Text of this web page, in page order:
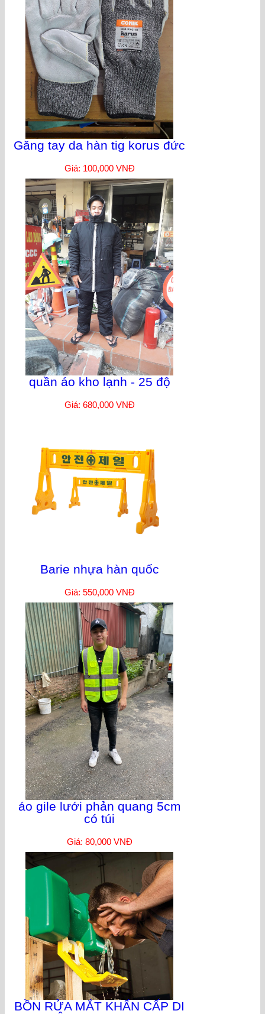
Găng tay da hàn tig korus đức
Giá: 100,000 VNĐ
quần áo kho lạnh - 25 độ
Giá: 680,000 VNĐ
Barie nhựa hàn quốc
Giá: 550,000 VNĐ
áo gile lưới phản quang 5cm
có túi
Giá: 80,000 VNĐ
BỒN RỬA MẮT KHẨN CẤP DI